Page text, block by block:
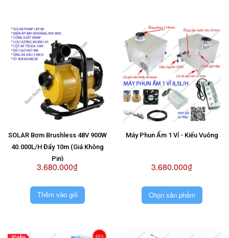
SOLAR Bơm Brushless 48V 900W
40.000L/H Đẩy 10m (Giá Không
Pin)
3.680.000₫
Thêm vào giỏ
Máy Phun Ẩm 1 Vỉ - Kiểu Vuông
3.680.000₫
Chọn sản phẩm